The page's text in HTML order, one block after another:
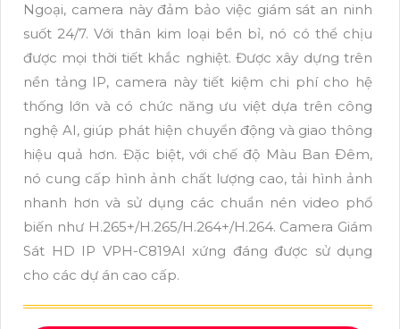
Ngoại, camera này đảm bảo việc giám sát an ninh
suốt 24/7. Với thân kim loại bền bỉ, nó có thể chịu
được mọi thời tiết khắc nghiệt. Được xây dựng trên
nền tảng IP, camera này tiết kiệm chi phí cho hệ
thống lớn và có chức năng ưu việt dựa trên công
nghệ AI, giúp phát hiện chuyển động và giao thông
hiệu quả hơn. Đặc biệt, với chế độ Màu Ban Ðêm,
nó cung cấp hình ảnh chất lượng cao, tải hình ảnh
nhanh hơn và sử dụng các chuẩn nén video phổ
biến như H.265+/H.265/H.264+/H.264. Camera Giám
Sát HD IP VPH-C819AI xứng đáng được sử dụng
cho các dự án cao cấp.